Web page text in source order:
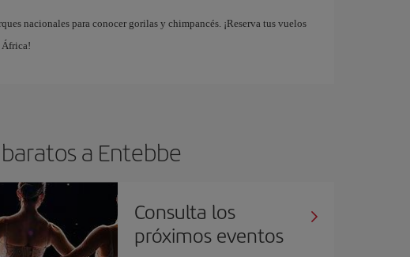
nacionales para conocer gorilas y chimpancés. ¡Reserva tus vuelos
África!
a Entebbe
Consulta los
próximos eventos